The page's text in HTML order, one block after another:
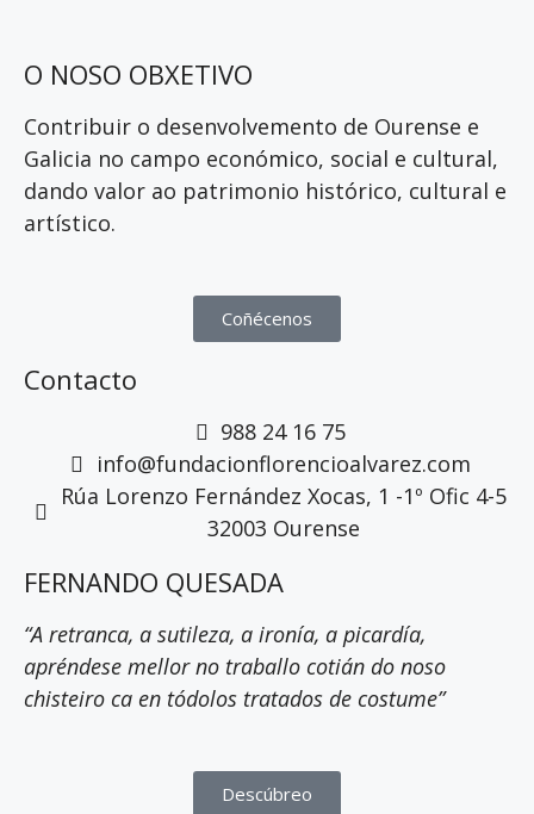
O NOSO OBXETIVO
Contribuir o desenvolvemento de Ourense e
Galicia no campo económico, social e cultural,
dando valor ao patrimonio histórico, cultural e
artístico.
Coñécenos
Contacto
988 24 16 75
info@fundacionflorencioalvarez.com
Rúa Lorenzo Fernández Xocas, 1 -1º Ofic 4-5
32003 Ourense
FERNANDO QUESADA
“A retranca, a sutileza, a ironía, a picardía,
apréndese mellor no traballo cotián do noso
chisteiro ca en tódolos tratados de costume”
Descúbreo